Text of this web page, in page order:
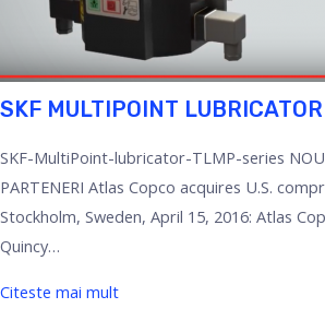
SKF MULTIPOINT
SKF-MultiPoint-lubricator-TLMP-series
PARTENERI Atlas Copco acquires U.S.
Stockholm, Sweden, April 15, 2016: Atlas
Quincy…
Citeste mai mult